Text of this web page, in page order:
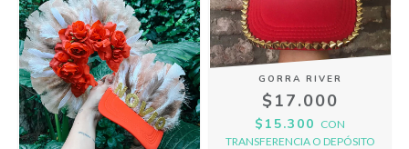
GORRA RIVER
$17.000
$15.300 CON
TRANSFERENCIA O DEPÓSITO